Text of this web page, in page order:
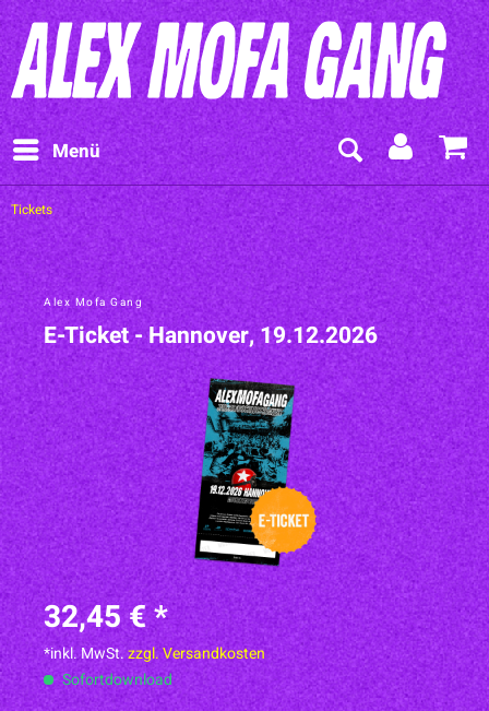
Menü
Tickets
Alex Mofa Gang
E-Ticket - Hannover, 19.12.2026
32,45 € *
*inkl. MwSt.zzgl. Versandkosten
Sofortdownload